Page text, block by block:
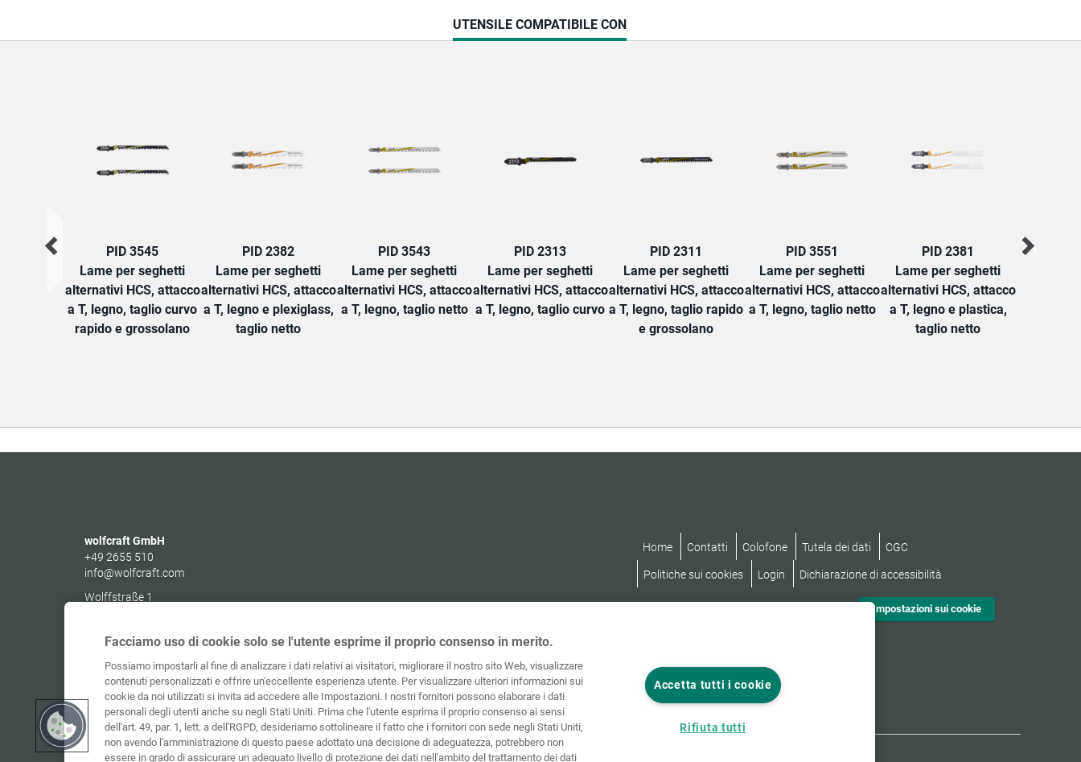
CURRENT
TAB:
UTENSILE COMPATIBILE CON
PID 3545
Lame per seghetti
alternativi HCS, attacco
a T, legno, taglio curvo
rapido e grossolano
PID 2382
Lame per seghetti
alternativi HCS, attacco
a T, legno e plexiglass,
taglio netto
PID 3543
Lame per seghetti
alternativi HCS, attacco
a T, legno, taglio netto
PID 2313
Lame per seghetti
alternativi HCS, attacco
a T, legno, taglio curvo
PID 2311
Lame per seghetti
alternativi HCS, attacco
a T, legno, taglio rapido
e grossolano
PID 3551
Lame per seghetti
alternativi HCS, attacco
a T, legno, taglio netto
PID 2381
Lame per seghetti
alternativi HCS, attacco
a T, legno e plastica,
taglio netto
wolfcraft GmbH
+49 2655 510
info@wolfcraft.com
Wolffstraße 1
Home Contatti Colofone Tutela dei dati CGC
Politiche sui cookies Login Dichiarazione di accessibilità
Impostazioni sui cookie
Facciamo uso di cookie solo se l'utente esprime il proprio consenso in merito.
Possiamo impostarli al fine di analizzare i dati relativi ai visitatori, migliorare il nostro sito Web, visualizzare
contenuti personalizzati e offrire un'eccellente esperienza utente. Per visualizzare ulteriori informazioni sui
cookie da noi utilizzati si invita ad accedere alle Impostazioni. I nostri fornitori possono elaborare i dati
personali degli utenti anche su negli Stati Uniti. Prima che l'utente esprima il proprio consenso ai sensi
dell'art. 49, par. 1, lett. a dell'RGPD, desideriamo sottolineare il fatto che i fornitori con sede negli Stati Uniti,
non avendo l'amministrazione di questo paese adottato una decisione di adeguatezza, potrebbero non
essere in grado di assicurare un adeguato livello di protezione dei dati nell'ambito del trattamento dei dati
Accetta tutti i cookie
Rifiuta tutti